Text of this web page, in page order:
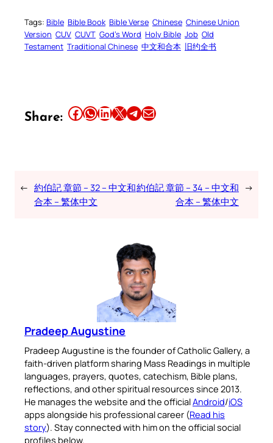
Tags: Bible Bible Book Bible Verse Chinese Chinese Union
Version CUV CUVT God’s Word Holy Bible Job Old
Testament Traditional Chinese 中文和合本 旧约全书
Share: Share this article on Facebook Share this article on WhatsApp Share this article on LinkedIn Share this article on X Share this article on TelegramEmail this Article
← 約伯記 章節 – 32 – 中文和
合本 – 繁体中文
約伯記 章節 – 34 – 中文和
合本 – 繁体中文
→
Pradeep Augustine
Pradeep Augustine is the founder of Catholic Gallery, a
faith-driven platform sharing Mass Readings in multiple
languages, prayers, quotes, catechism, Bible plans,
reflections, and other spiritual resources since 2013.
He manages the website and the officialAndroid/iOS
apps alongside his professional career (Read his
story). Stay connected with him on the official social
profiles below.